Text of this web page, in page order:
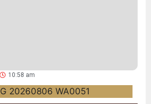
10:58 am